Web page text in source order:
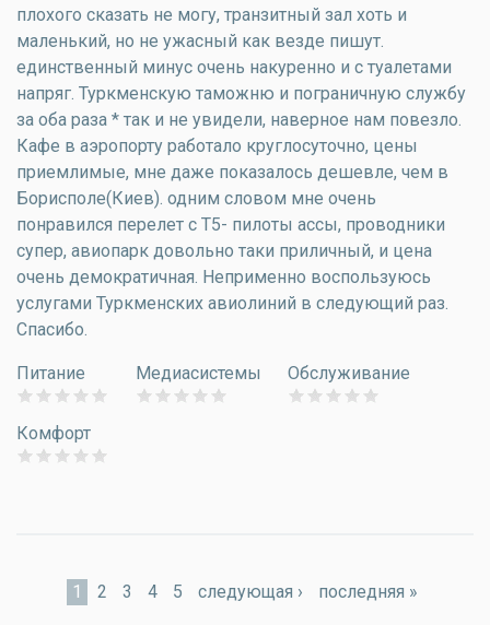
плохого сказать не могу, транзитный зал хоть и
маленький, но не ужасный как везде пишут.
единственный минус очень накуренно и с туалетами
напряг. Туркменскую таможню и пограничную службу
за оба раза * так и не увидели, наверное нам повезло.
Кафе в аэропорту работало круглосуточно, цены
приемлимые, мне даже показалось дешевле, чем в
Борисполе(Киев). одним словом мне очень
понравился перелет с Т5- пилоты ассы, проводники
супер, авиопарк довольно таки приличный, и цена
очень демократичная. Неприменно воспользуюсь
услугами Туркменских авиолиний в следующий раз.
Спасибо.
Питание Медиасистемы Обслуживание
Комфорт
1 2 3 4 5 следующая › последняя »